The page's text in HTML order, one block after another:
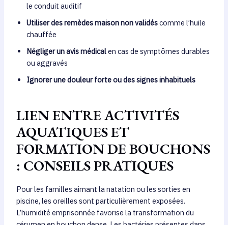
le conduit auditif
Utiliser des remèdes maison non validéscomme l’huile
chauffée
Négliger un avis médicalen cas de symptômes durables
ou aggravés
Ignorer une douleur forte ou des signes inhabituels
LIEN ENTRE ACTIVITÉS
AQUATIQUES ET
FORMATION DE BOUCHONS
: CONSEILS PRATIQUES
Pour les familles aimant la natation ou les sorties en
piscine, les oreilles sont particulièrement exposées.
L’humidité emprisonnée favorise la transformation du